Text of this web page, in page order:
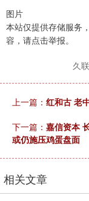
图片
本站仅提供存储服务
容，请点击举报。
久
上一篇： 红和古 老
下一篇： 嘉信资本
或仍施压鸡蛋盘面
相关文章